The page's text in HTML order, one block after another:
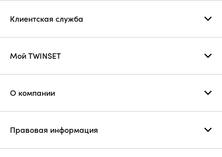
Клиентская служба
Мой TWINSET
О компании
Правовая информация